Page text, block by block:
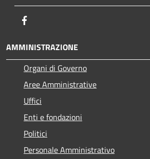
AMMINISTRAZIONE
Organi di Governo
Aree Amministrative
Uffici
Enti e fondazioni
Politici
Personale Amministrativo